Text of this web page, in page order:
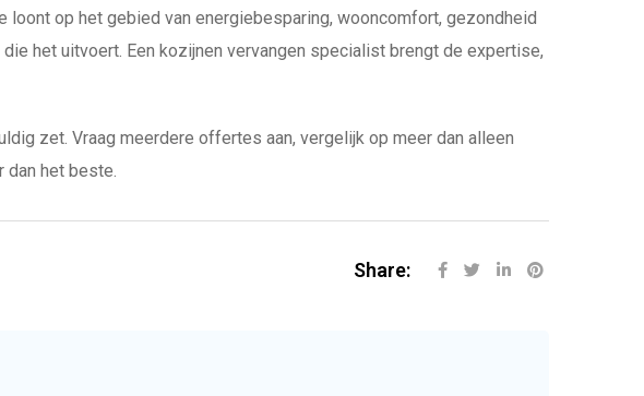
op het gebied van energiebesparing, wooncomfort, gezondheid
het uitvoert. Een kozijnen vervangen specialist brengt de expertise,
zet. Vraag meerdere offertes aan, vergelijk op meer dan alleen
het beste.
Share: